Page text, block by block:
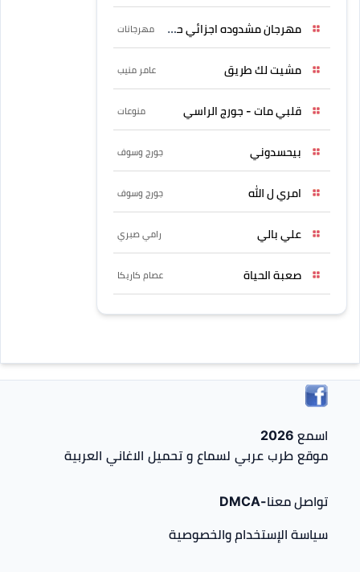
مهرجان مشدوده اجزائي حربونى مهرجانات
مشيت لك طريق عامر منيب
قلبي مات - جورج الراسي منوعات
بيحسدوني جورج وسوف
امري ل الله جورج وسوف
علي بالي رامي صبري
صعبة الحياة عصام كاريكا
اسمع 2026
موقع طرب عربي لسماع و تحميل الاغاني العربية
تواصل معنا-DMCA
سياسة الإستخدام والخصوصية